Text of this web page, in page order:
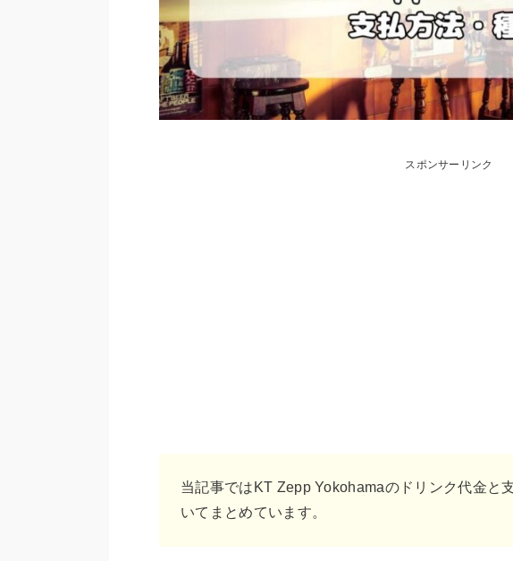
スポンサーリンク
当記事ではKT Zepp Yokohamaのドリンク代金と
いてまとめています。